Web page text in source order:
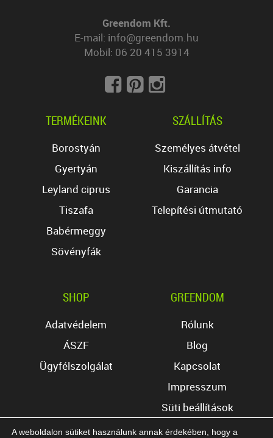
Greendom Kft.
E-mail: info@greendom.hu
Mobil: 06 20 415 3914
TERMÉKEINK
Borostyán
Gyertyán
Leyland ciprus
Tiszafa
Babérmeggy
Sövényfák
SZÁLLÍTÁS
Személyes átvétel
Kiszállítás info
Garancia
Telepítési útmutató
SHOP
Adatvédelem
ÁSZF
Ügyfélszolgálat
GREENDOM
Rólunk
Blog
Kapcsolat
Impresszum
Süti beállítások
A weboldalon sütiket használunk annak érdekében, hogy a